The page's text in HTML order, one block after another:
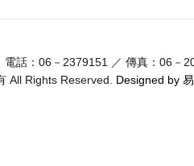
話：06－2379151 ／ 傳真：06
All Rights Reserved.
Designed by